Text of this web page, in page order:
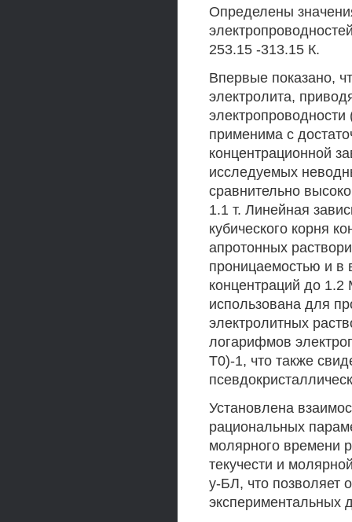
Определены
253.15 -313.15 К.
Впервые показано,
электролита,
электропроводности
применима с
концентрационной
исследуемых
сравнительно
1.1 т. Линейная
кубического корня
апротонных
проницаемостью и в
концентраций до
использована для
электролитных
логарифмов
Т0)-1, что также
Установлена
рациональных
молярного времени
текучести и
у-БЛ, что позволяет
экспериментальных